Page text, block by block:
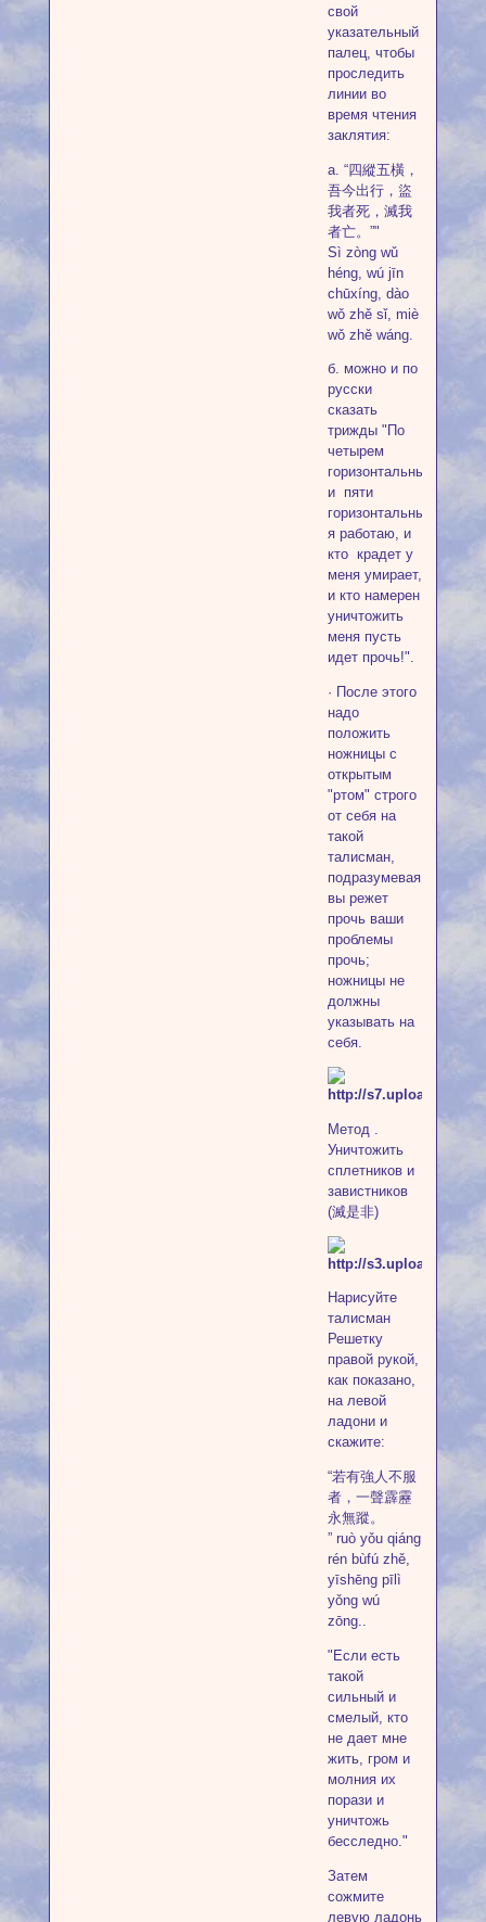
свой
указательный
палец, чтобы
проследить
линии во
время чтения
заклятия:
а. “四縱五橫，
吾今出行，盜
我者死，滅我
者亡。”"
Sì zòng wǔ
héng, wú jīn
chūxíng, dào
wǒ zhě sǐ, miè
wǒ zhě wáng.
б. можно и по
русски
сказать
трижды "По
четырем
горизонтальным
и пяти
горизонтальным,
я работаю, и
кто крадет у
меня умирает,
и кто намерен
уничтожить
меня пусть
идет прочь!".
· После этого
надо
положить
ножницы с
открытым
"ртом" строго
от себя на
такой
талисман,
подразумевая
вы режет
прочь ваши
проблемы
прочь;
ножницы не
должны
указывать на
себя.
Метод .
Уничтожить
сплетников и
завистников
(滅是非)
Нарисуйте
талисман
Решетку
правой рукой,
как показано,
на левой
ладони и
скажите:
“若有強人不服
者，一聲霹靂
永無蹤。
” ruò yǒu qiáng
rén bùfú zhě,
yīshēng pīlì
yǒng wú
zōng..
"Если есть
такой
сильный и
смелый, кто
не дает мне
жить, гром и
молния их
порази и
уничтожь
бесследно."
Затем
сожмите
левую ладонь